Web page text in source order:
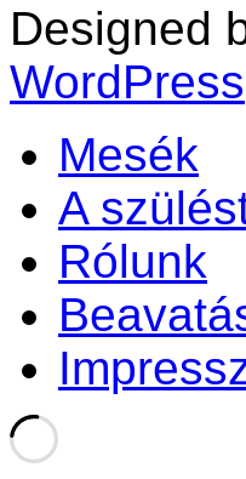
Designed
WordPress
Mesék
A
Rólunk